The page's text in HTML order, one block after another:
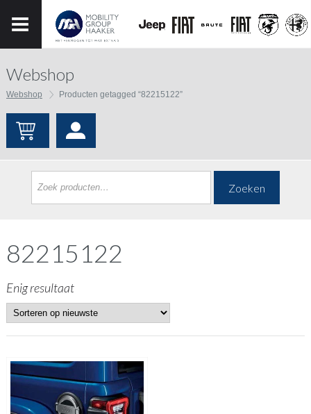
Webshop
Webshop Producten getagged “82215122”
Zoeken
82215122
Enig resultaat